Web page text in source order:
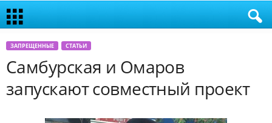
ЗАПРЕЩЕННЫЕ СТАТЬИ
Самбурская и Омаров
запускают совместный проект